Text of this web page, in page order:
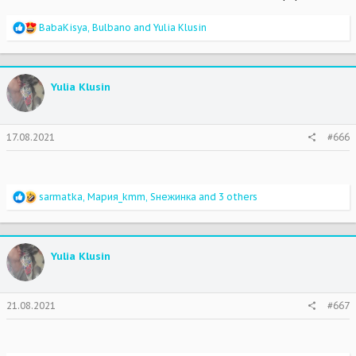
R
a
c
t
o
s
:
BabaKisya, Bulbano and Yulia Klusin
Yulia Klusin
17.08.2021 #666
R
a
c
t
o
s
:
sarmatka Мария_kmm Sнeжинка and 3 others
Yulia Klusin
21.08.2021 #667